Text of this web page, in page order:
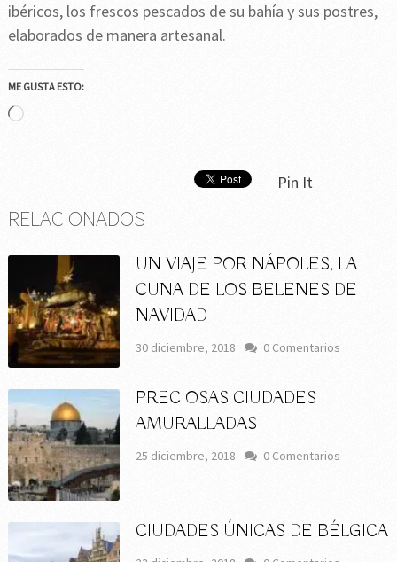
ibéricos, los frescos pescados de su bahía y sus postres,
elaborados de manera artesanal.
ME GUSTA ESTO:
Cargando...
Pin It
RELACIONADOS
UN VIAJE POR NÁPOLES, LA
CUNA DE LOS BELENES DE
NAVIDAD
30 diciembre, 2018 0 Comentarios
PRECIOSAS CIUDADES
AMURALLADAS
25 diciembre, 2018 0 Comentarios
CIUDADES ÚNICAS DE BÉLGICA